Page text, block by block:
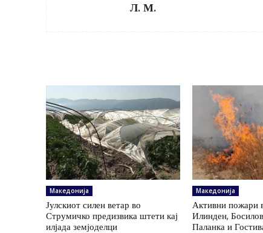
Л. М.
Македонија
Јулскиот силен ветар во
Струмичко предизвика штети кај
илјада земјоделци
Македонија
Активни пожари
Илинден,
Паланка и